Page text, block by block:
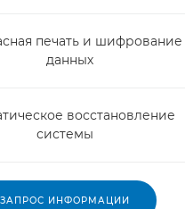
печать и шифрование
данных
восстановление
системы
ЗАПРОС ИНФОРМАЦИИ